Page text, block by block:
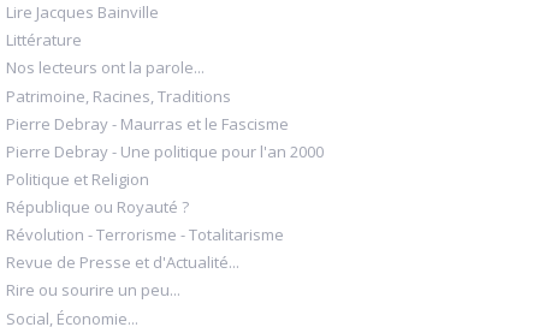
Lire Jacques Bainville
Littérature
Nos lecteurs ont la parole...
Patrimoine, Racines, Traditions
Pierre Debray - Maurras et le Fascisme
Pierre Debray - Une politique pour l'an 2000
Politique et Religion
République ou Royauté ?
Révolution - Terrorisme - Totalitarisme
Revue de Presse et d'Actualité...
Rire ou sourire un peu...
Social, Économie...